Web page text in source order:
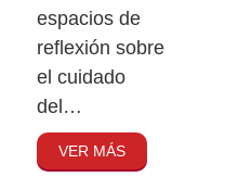
espacios de
reflexión sobre
el cuidado
del…
VER MÁS